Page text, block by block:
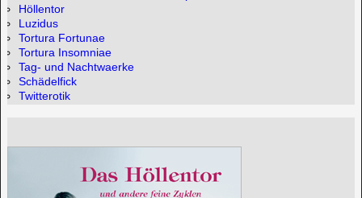
Höllentor
Luzidus
Tortura Fortunae
Tortura Insomniae
Tag- und Nachtwaerke
Schädelfick
Twitterotik